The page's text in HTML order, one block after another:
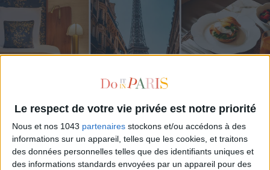
Le respect de votre vie privée est notre priorité
Nous et nos 1043 partenaires stockons et/ou accédons à des
informations sur un appareil, telles que les cookies, et traitons
des données personnelles telles que des identifiants uniques et
des informations standards envoyées par un appareil pour des
LES (VRAIES) BONNES ADRESSE À CONNAÎTRE AUTOUR DE LA TOUR EIFFEL